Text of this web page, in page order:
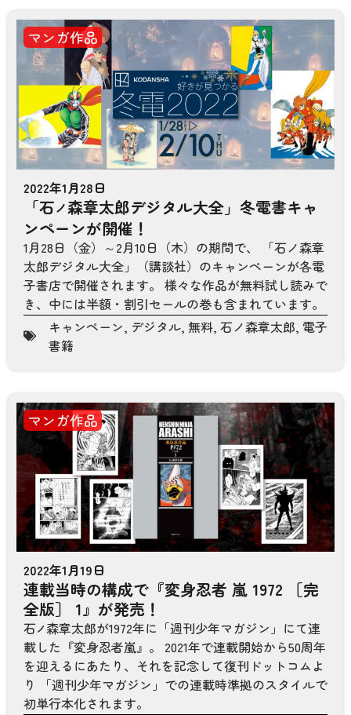
マンガ作品
2022年1月28日
「石ノ森章太郎デジタル大全」冬電書キャ
ンペーンが開催！
1月28日（金）～2月10日（木）の期間で、 「石ノ森章
太郎デジタル大全」（講談社）のキャンペーンが各電
子書店で開催されます。 様々な作品が無料試し読みで
き、中には半額・割引セールの巻も含まれています。
キャンペーン, デジタル, 無料, 石ノ森章太郎, 電子
書籍
マンガ作品
2022年1月19日
連載当時の構成で『変身忍者 嵐 1972 ［完
全版］ 1』が発売！
石ノ 森章太郎が1972年に「週刊少年マガジン」にて連
載した『変身忍者嵐』。 2021年で連載開始から50周年
を迎えるにあたり、それを記念して復刊ドットコムよ
り 「週刊少年マガジン」での連載時準拠のスタイルで
初単行本化されます。